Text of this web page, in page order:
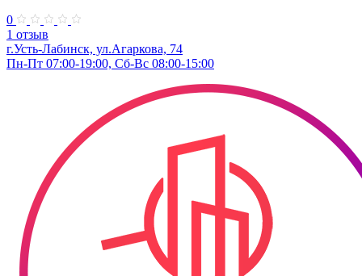
0
1 отзыв
г.Усть-Лабинск, ул.Агаркова, 74
Пн-Пт 07:00-19:00, Сб-Вс 08:00-15:00